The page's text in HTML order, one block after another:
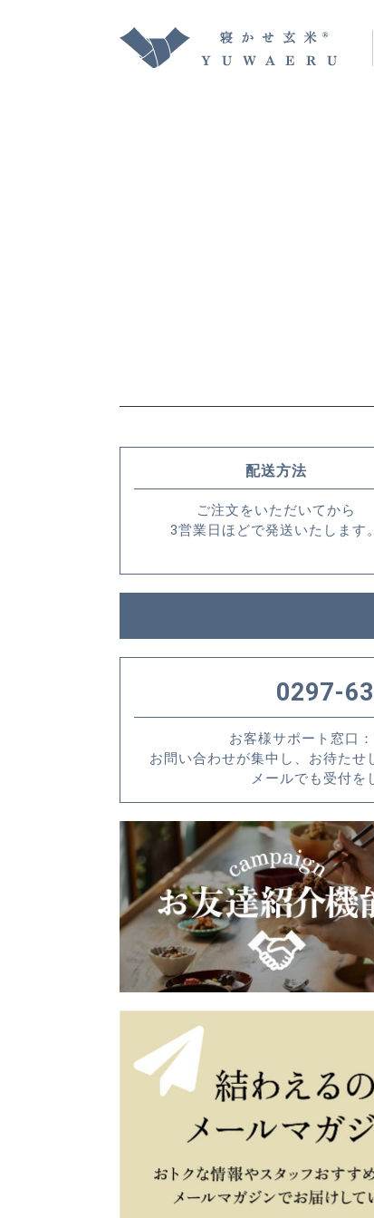
配送方法
ご注文をいただいてから
3営業日ほどで発送いたします。
0297-
お客様サポート窓口
お問い合わせが集中し、お待たせ
メールでも受付を